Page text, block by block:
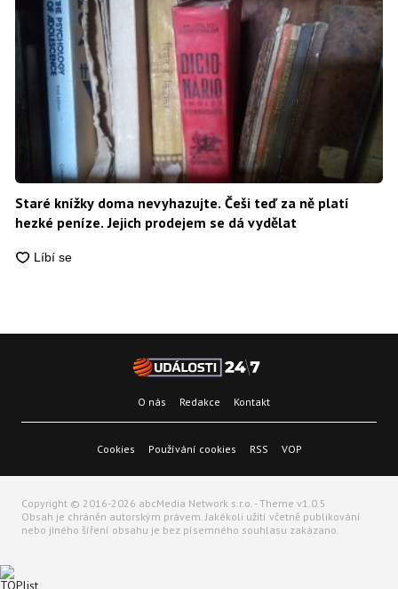
Staré knížky doma nevyhazujte. Češi teď za ně platí
hezké peníze. Jejich prodejem se dá vydělat
O nás Redakce Kontakt
Cookies Používání cookies RSS VOP
Copyright © 2016-2026 abcMedia Network s.r.o. - Theme v1.0.5
Obsah je chráněn autorským právem. Jakékoli užití včetně publikování
nebo jiného šíření obsahu je bez písemného souhlasu zakázano.